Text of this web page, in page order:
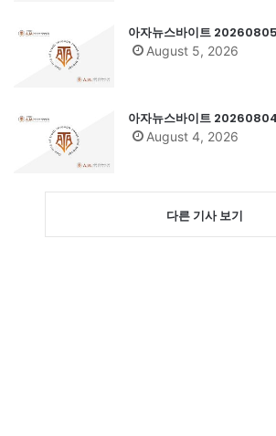
아자뉴스바이트 20260805
August 5, 2026
아자뉴스바이트
August 4, 2026
다른 기사 보기